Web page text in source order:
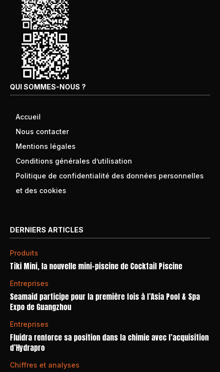
QUI SOMMES-NOUS ?
Accueil
Nous contacter
Mentions légales
Conditions générales d’utilisation
Politique de confidentialité des données personnelles
et des cookies
DERNIERS ARTICLES
Produits
Tiki Mini, la nouvelle mini-piscine de Cocktail Piscine
Entreprises
Seamaid participe pour la première fois à l’Asia Pool & Spa
Expo de Guangzhou
Entreprises
Fluidra renforce sa position dans la chimie avec l’acquisition
d’Hydrapro
Chiffres et analyses